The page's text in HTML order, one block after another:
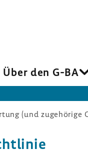
Über den G-BA
(und zugehörige